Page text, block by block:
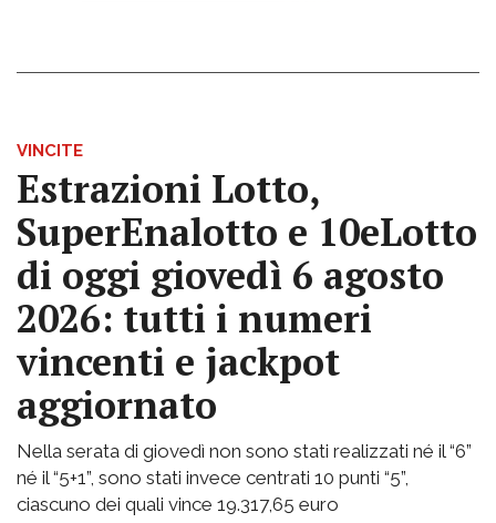
VINCITE
Estrazioni Lotto,
SuperEnalotto e 10eLotto
di oggi giovedì 6 agosto
2026: tutti i numeri
vincenti e jackpot
aggiornato
Nella serata di giovedì non sono stati realizzati né il “6”
né il “5+1”, sono stati invece centrati 10 punti “5”,
ciascuno dei quali vince 19.317,65 euro